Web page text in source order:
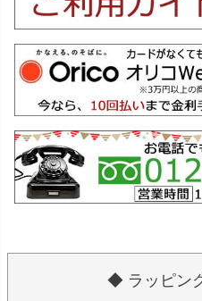
◆ ラッピン